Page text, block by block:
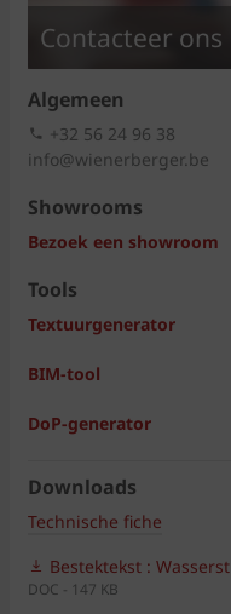
Contacteer ons
Algemeen
+32 56 24 96 38
info@wienerberger.be
Showrooms
Bezoek een showroom
Tools
Textuurgenerator
BIM-tool
DoP-generator
Downloads
Technische fiche
Bestektekst :
DOC - 147 KB